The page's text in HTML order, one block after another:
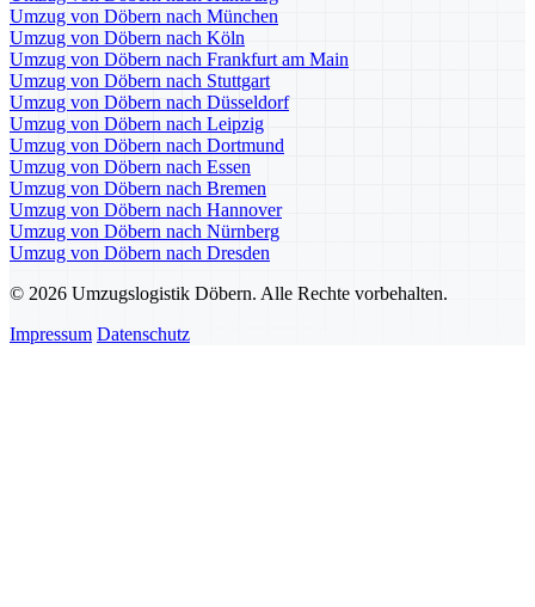
Umzug von Döbern nach München
Umzug von Döbern nach Köln
Umzug von Döbern nach Frankfurt am Main
Umzug von Döbern nach Stuttgart
Umzug von Döbern nach Düsseldorf
Umzug von Döbern nach Leipzig
Umzug von Döbern nach Dortmund
Umzug von Döbern nach Essen
Umzug von Döbern nach Bremen
Umzug von Döbern nach Hannover
Umzug von Döbern nach Nürnberg
Umzug von Döbern nach Dresden
© 2026 Umzugslogistik Döbern. Alle Rechte vorbehalten.
Impressum Datenschutz